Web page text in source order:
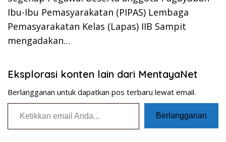
Ibu-Ibu Pemasyarakatan (PIPAS) Lembaga
Pemasyarakatan Kelas (Lapas) IIB Sampit
mengadakan…
Eksplorasi konten lain dari MentayaNet
Berlangganan untuk dapatkan pos terbaru lewat email.
Ketikkan email Anda...
Berlangganan